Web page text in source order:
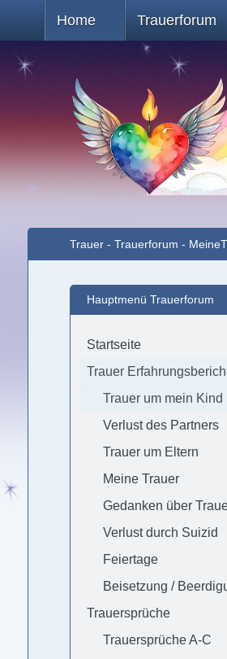
Home Trauerforum
Trauer - Trauerforum -
Hauptmenü Trauerforum
Startseite
Trauer
Trauer um mein Kind
Verlust des Partners
Trauer um Eltern
Meine Trauer
Gedanken über
Verlust durch Suizid
Feiertage
Beisetzung /
Trauersprüche
Trauersprüche A-C